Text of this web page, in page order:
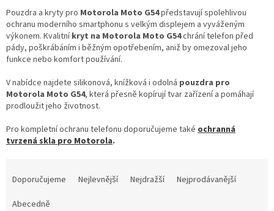
Pouzdra a kryty pro Motorola Moto G54představují spolehlivou
ochranu moderního smartphonu s velkým displejem a vyváženým
výkonem. Kvalitníkryt na Motorola Moto G54chrání telefon před
pády, poškrábáním i běžným opotřebením, aniž by omezoval jeho
funkce nebo komfort používání.
V nabídce najdete silikonová, knížková i odolná pouzdra pro
Motorola Moto G54, která přesně kopírují tvar zařízení a pomáhají
prodloužit jeho životnost.
Pro kompletní ochranu telefonu doporučujeme také ochranná
tvrzená skla pro Motorola.
Doporučujeme Nejlevnější Nejdražší
Nejprodávanější
Abecedně